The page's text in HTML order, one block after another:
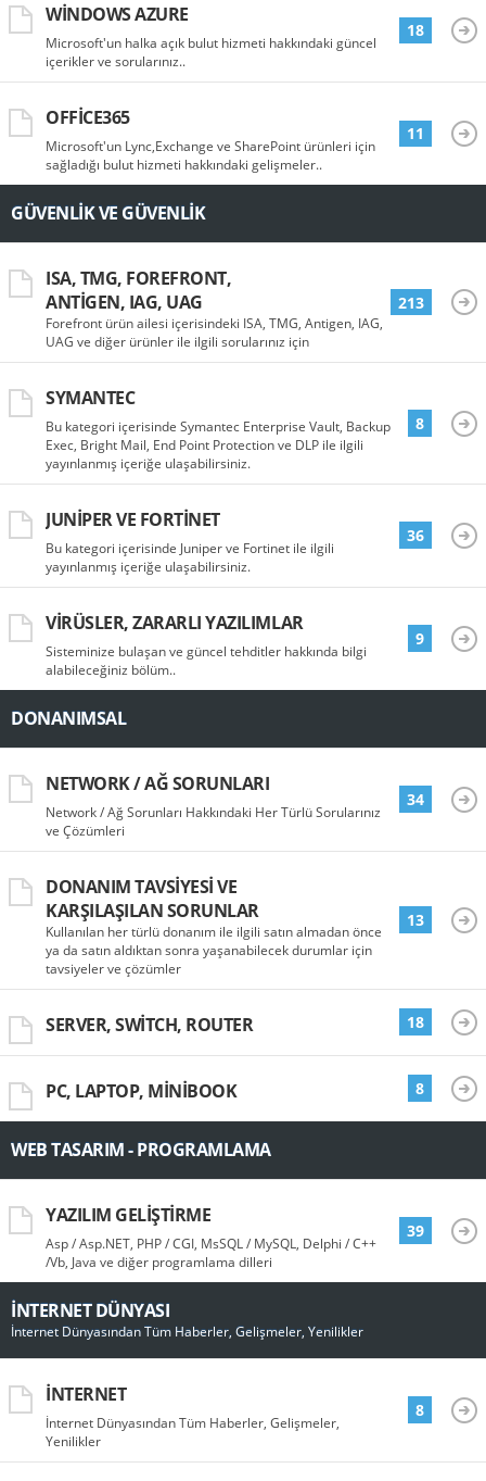
WINDOWS AZURE
Microsoft'un halka açık bulut hizmeti hakkındaki güncel
içerikler ve sorularınız..
18
OFFICE365
Microsoft'un Lync,Exchange ve SharePoint ürünleri için
sağladığı bulut hizmeti hakkındaki gelişmeler..
11
GÜVENLIK VE GÜVENLIK
ISA, TMG, FOREFRONT,
ANTIGEN, IAG, UAG
Forefront ürün ailesi içerisindeki ISA, TMG, Antigen, IAG,
UAG ve diğer ürünler ile ilgili sorularınız için
213
SYMANTEC
Bu kategori içerisinde Symantec Enterprise Vault, Backup
Exec, Bright Mail, End Point Protection ve DLP ile ilgili
yayınlanmış içeriğe ulaşabilirsiniz.
8
JUNIPER VE FORTINET
Bu kategori içerisinde Juniper ve Fortinet ile ilgili
yayınlanmış içeriğe ulaşabilirsiniz.
36
VIRÜSLER, ZARARLI YAZILIMLAR
Sisteminize bulaşan ve güncel tehditler hakkında bilgi
alabileceğiniz bölüm..
9
DONANIMSAL
NETWORK / AĞ SORUNLARI
Network / Ağ Sorunları Hakkındaki Her Türlü Sorularınız
ve Çözümleri
34
DONANIM TAVSIYESI VE
KARŞILAŞILAN SORUNLAR
Kullanılan her türlü donanım ile ilgili satın almadan önce
ya da satın aldıktan sonra yaşanabilecek durumlar için
tavsiyeler ve çözümler
13
SERVER, SWITCH, ROUTER 18
PC, LAPTOP, MINIBOOK 8
WEB TASARIM - PROGRAMLAMA
YAZILIM GELIŞTIRME
Asp / Asp.NET, PHP / CGI, MsSQL / MySQL, Delphi / C++
/Vb, Java ve diğer programlama dilleri
39
İNTERNET DÜNYASI
İnternet Dünyasından Tüm Haberler, Gelişmeler, Yenilikler
İNTERNET
İnternet Dünyasından Tüm Haberler, Gelişmeler,
Yenilikler
8